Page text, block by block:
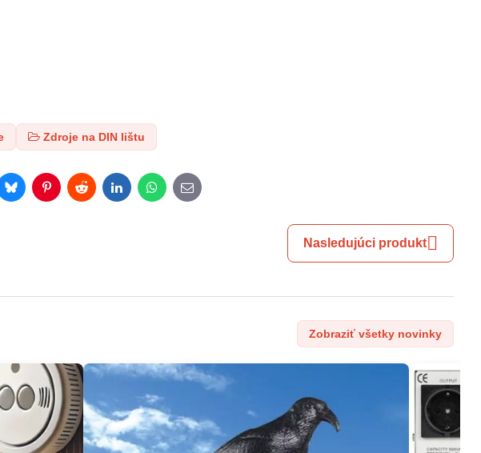
Zdroje na DIN lištu
BlueskyPinterestRedditLinkedInWhatsApp
E-
mail
Nasledujúci produkt
Zobraziť všetky novinky